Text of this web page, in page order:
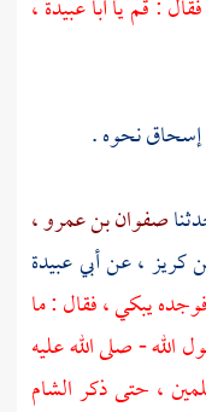
: قم ياأبا عبيدة،
إسحاقنحوه .
صفوان بن عمرو ،
كريز ،عنأبي عبيدة
يبكي ، فقال : ما
الله - صلى الله عليه
، حتى ذكرالشام